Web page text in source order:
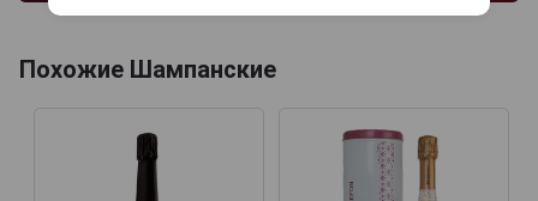
Похожие Шампанские